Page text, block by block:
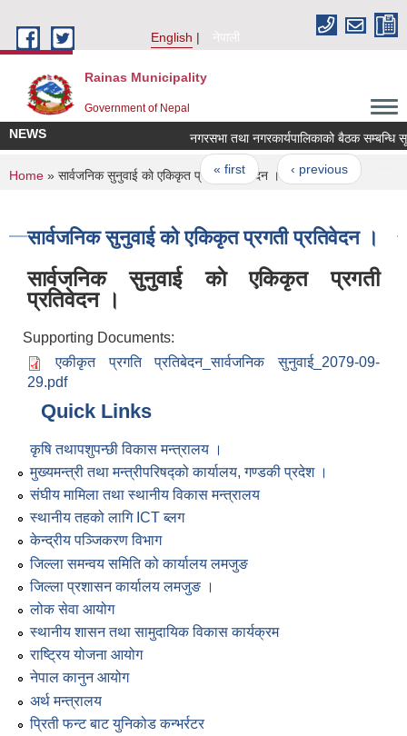
English
नेपाली
Rainas Municipality
Government of Nepal
NEWS नगरसभा तथा नगरकार्यपालिकाको बैठक सम्बन्धि
Pages
« first ‹ previous
You are here
Home » सार्वजनिक सुनुवाई काे एकिकृत प्रगती प्रतिवेदन ।
सार्वजनिक सुनुवाई काे एकिकृत प्रगती प्रतिवेदन ।
सार्वजनिक सुनुवाई काे एकिकृत प्रगती
प्रतिवेदन ।
Supporting Documents:
एकीकृत प्रगति प्रतिबेदन_सार्वजनिक सुनुवाई_2079-09-
29.pdf
Quick Links
कृषि तथापशुपन्छी विकास मन्त्रालय ।
मुख्यमन्त्री तथा मन्त्रीपरिषद्को कार्यालय, गण्डकी प्रदेश ।
संघीय मामिला तथा स्थानीय विकास मन्त्रालय
स्थानीय तहको लागि ICT ब्लग
केन्द्रीय पञ्जिकरण विभाग
जिल्ला समन्वय समिति को कार्यालय लमजुङ
जिल्ला प्रशासन कार्यालय लमजुङ ।
लोक सेवा आयोग
स्थानीय शासन तथा सामुदायिक विकास कार्यक्रम
राष्ट्रिय योजना आयोग
नेपाल कानुन आयोग
अर्थ मन्त्रालय
प्रिती फन्ट बाट युनिकोड कन्भर्रटर